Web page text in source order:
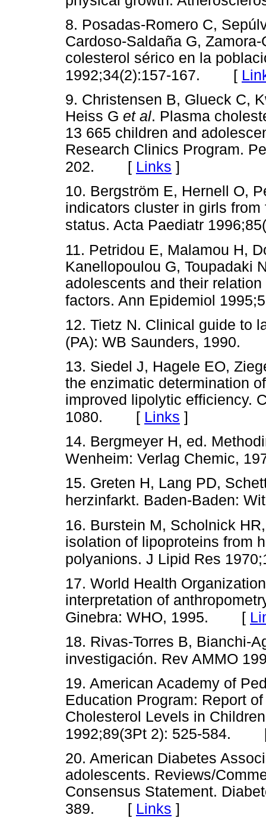
8. Posadas-Romero C,
Cardoso-Saldaña G,
colesterol sérico en la
1992;34(2):157-167. [
9. Christensen B, Glueck C,
Heiss G et al. Plasma
13 665 children and
Research Clinics Program.
202. [ Links ]
10. Bergström E, Hernell O,
indicators cluster in girls
status. Acta Paediatr
11. Petridou E, Malamou H,
Kanellopoulou G, Toupadaki
adolescents and their
factors. Ann Epidemiol
12. Tietz N. Clinical guide to
(PA): WB Saunders, 1990.
13. Siedel J, Hagele EO,
the enzimatic determination
improved lipolytic efficiency.
1080. [ Links ]
14. Bergmeyer H, ed.
Wenheim: Verlag Chemic,
15. Greten H, Lang PD,
herzinfarkt. Baden-Baden:
16. Burstein M, Scholnick
isolation of lipoproteins from
polyanions. J Lipid Res
17. World Health
interpretation of
Ginebra: WHO, 1995. [
18. Rivas-Torres B, Bianchi-
investigación. Rev AMMO
19. American Academy of
Education Program: Report
Cholesterol Levels in
1992;89(3Pt 2): 525-584.
20. American Diabetes
adolescents. Reviews/
Consensus Statement.
389. [ Links ]